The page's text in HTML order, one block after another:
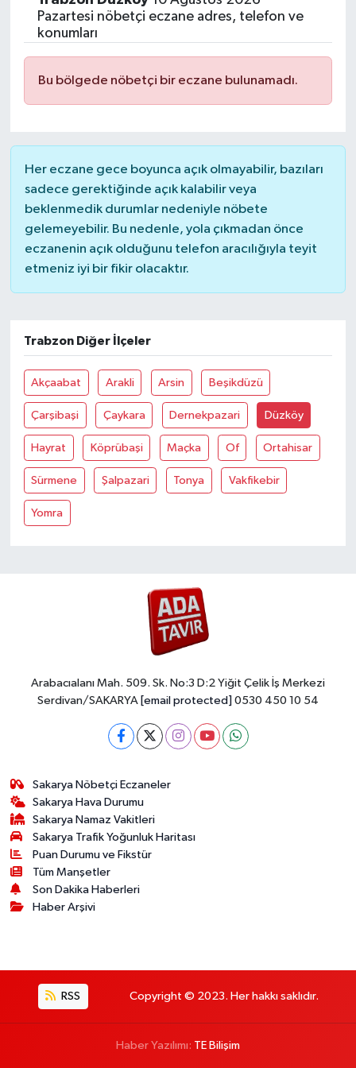
Pazartesi nöbetçi eczane adres, telefon ve
konumları
Bu bölgede nöbetçi bir eczane bulunamadı.
Her eczane gece boyunca açık olmayabilir, bazıları
sadece gerektiğinde açık kalabilir veya
beklenmedik durumlar nedeniyle nöbete
gelemeyebilir. Bu nedenle, yola çıkmadan önce
eczanenin açık olduğunu telefon aracılığıyla teyit
etmeniz iyi bir fikir olacaktır.
Trabzon Diğer İlçeler
Akçaabat Arakli Arsin Beşikdüzü
Çarşibaşi Çaykara Dernekpazari Düzköy
Hayrat Köprübaşi Maçka Of Ortahisar
Sürmene Şalpazari Tonya Vakfikebir
Yomra
Arabacıalanı Mah. 509. Sk. No:3 D:2 Yiğit Çelik İş Merkezi
Serdivan/SAKARYA [email protected] 0530 450 10 54
Sakarya Nöbetçi Eczaneler
Sakarya Hava Durumu
Sakarya Namaz Vakitleri
Sakarya Trafik Yoğunluk Haritası
Puan Durumu ve Fikstür
Tüm Manşetler
Son Dakika Haberleri
Haber Arşivi
RSS Copyright © 2023. Her hakkı saklıdır.
Haber Yazılımı: TE Bilişim